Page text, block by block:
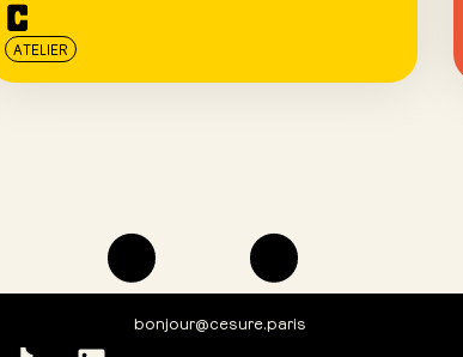
ATELIER
bonjour@cesure.paris